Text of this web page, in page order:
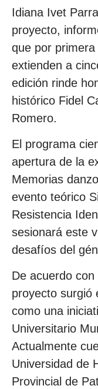
Idiana Ivet
proyecto,
que por
extienden a
edición rinde
histórico Fidel
Romero.
El programa
apertura de la
Memorias
evento teórico
Resistencia
sesionará este
desafíos del
De acuerdo con
proyecto surgió
como una
Universitario
Actualmente
Universidad de
Provincial de